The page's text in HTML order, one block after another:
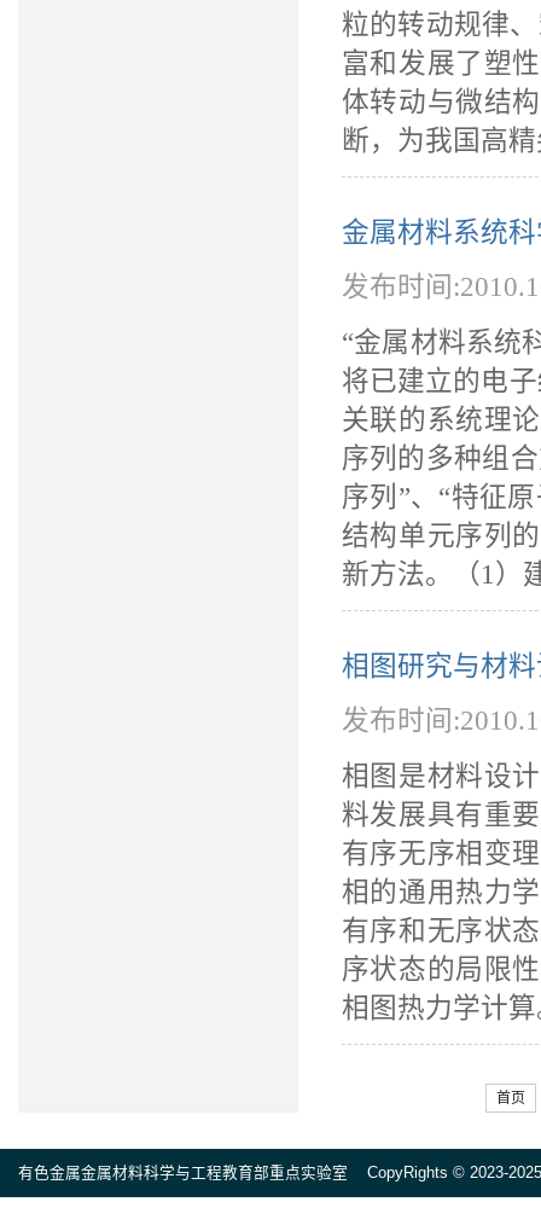
粒的转动规律
富和发展了塑
体转动与微结
断，为我国高
金属材料系统
发布时间
“金属材料系统
将已建立的电
关联的系统理
序列的多种组
序列”、“特征
结构单元序列
新方法。（1）
相图研究与材
发布时间
相图是材料设
料发展具有重
有序无序相变
相的通用热力
有序和无序状
序状态的局限
相图热力学计
首页
有色金属金属材料科学与工程教育部重点实验室 CopyRights © 2023-